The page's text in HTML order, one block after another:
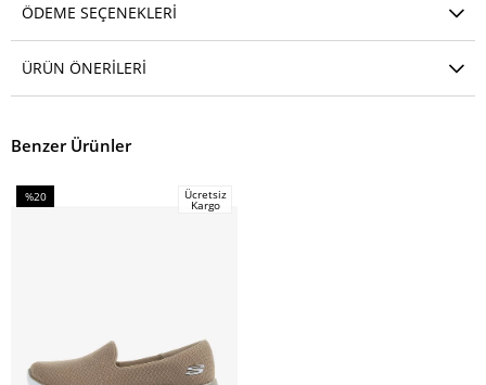
ÖDEME SEÇENEKLERI
ÜRÜN ÖNERILERI
Benzer Ürünler
%20
Ücretsiz
Kargo